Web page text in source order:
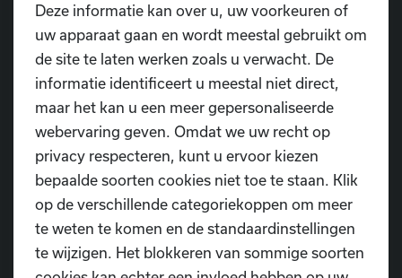
Kom samen met ons supporteren voor de Rode
Duivels en beleef de spanning van het WK op groot
scherm. We kijken ernaar uit om er samen een
onvergetelijke voetbalbeleving van te maken!
Iedereen welkom!🔴🟡⚫️
Deze informatie kan over u, uw voorkeuren of
uw apparaat gaan en wordt meestal gebruikt om
de site te laten werken zoals u verwacht. De
informatie identificeert u meestal niet direct,
maar het kan u een meer gepersonaliseerde
webervaring geven. Omdat we uw recht op
privacy respecteren, kunt u ervoor kiezen
bepaalde soorten cookies niet toe te staan. Klik
op de verschillende categoriekoppen om meer
te weten te komen en de standaardinstellingen
te wijzigen. Het blokkeren van sommige soorten
Heb je nog vragen?